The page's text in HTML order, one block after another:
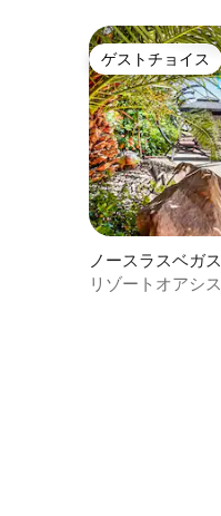
ゲストチョイス
ゲストチョイス
ノースラスベガ
リゾートオアシ